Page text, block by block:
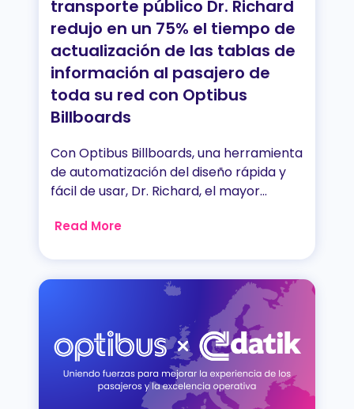
transporte público Dr. Richard
redujo en un 75% el tiempo de
actualización de las tablas de
información al pasajero de
toda su red con Optibus
Billboards
Con Optibus Billboards, una herramienta
de automatización del diseño rápida y
fácil de usar, Dr. Richard, el mayor...
Read More